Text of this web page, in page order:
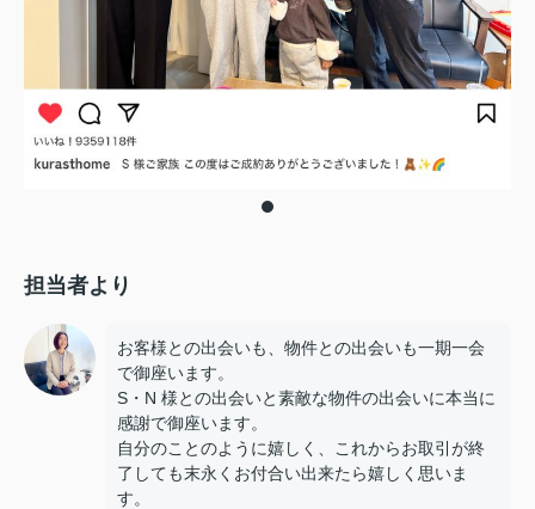
担当者より
お客様との出会いも、物件との出会いも一期一会
で御座います。
S・N 様との出会いと素敵な物件の出会いに本当に
感謝で御座います。
自分のことのように嬉しく、これからお取引が終
了しても末永くお付合い出来たら嬉しく思いま
す。